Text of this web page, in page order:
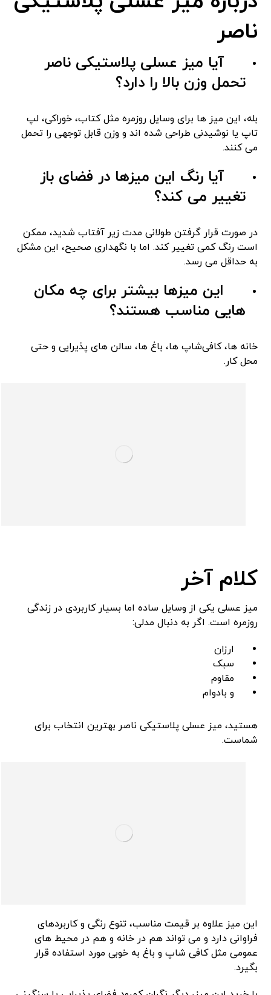
ناصر
آیا میز عسلی پلاستیکی ناصر
تحمل وزن بالا را دارد؟
بله، این میز ها برای وسایل روزمره مثل کتاب، خوراکی، لپ
‌تاپ یا نوشیدنی طراحی شده ‌اند و وزن قابل توجهی را تحمل
می‌ کنند.
آیا رنگ این میزها در فضای باز
تغییر می ‌کند؟
در صورت قرار گرفتن طولانی‌ مدت زیر آفتاب شدید، ممکن
است رنگ کمی تغییر کند. اما با نگهداری صحیح، این مشکل
به حداقل می ‌رسد.
این میزها بیشتر برای چه مکان‌
هایی مناسب هستند؟
خانه‌ ها، کافی‌شاپ ‌ها، باغ‌ ها، سالن‌ های پذیرایی و حتی
محل کار.
کلام آخر
میز عسلی یکی از وسایل ساده اما بسیار کاربردی در زندگی
روزمره است. اگر به دنبال مدلی:
ارزان
سبک
مقاوم
و بادوام
هستید، میز عسلی پلاستیکی ناصر بهترین انتخاب برای
شماست.
این میز علاوه بر قیمت مناسب، تنوع رنگی و کاربردهای
فراوانی دارد و می‌ تواند هم در خانه و هم در محیط ‌های
عمومی مثل کافی‌ شاپ و باغ به خوبی مورد استفاده قرار
بگیرد.